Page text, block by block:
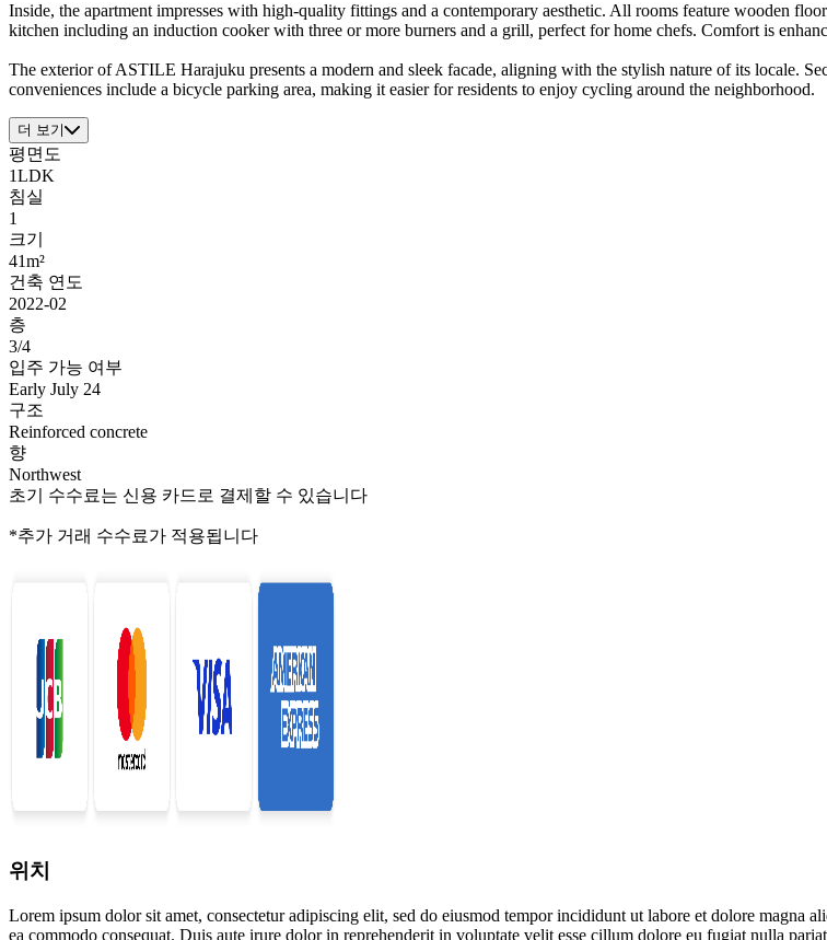
Inside, the apartment impresses with high-quality fittings and a contemporary aesthetic. All rooms feature wooden
kitchen including an induction cooker with three or more burners and a grill, perfect for home chefs. Comfort is
The exterior of ASTILE Harajuku presents a modern and sleek facade, aligning with the stylish nature of its locale.
conveniences include a bicycle parking area, making it easier for residents to enjoy cycling around the neighborhood.
더 보기
평면도
1LDK
침실
1
크기
41m²
건축 연도
2022-02
층
3/4
입주 가능 여부
Early July 24
구조
Reinforced concrete
향
Northwest
초기 수수료는 신용 카드로 결제할 수 있습니다
*추가 거래 수수료가 적용됩니다
위치
Lorem ipsum dolor sit amet, consectetur adipiscing elit, sed do eiusmod tempor incididunt ut labore et dolore
ea commodo consequat. Duis aute irure dolor in reprehenderit in voluptate velit esse cillum dolore eu fugiat nulla